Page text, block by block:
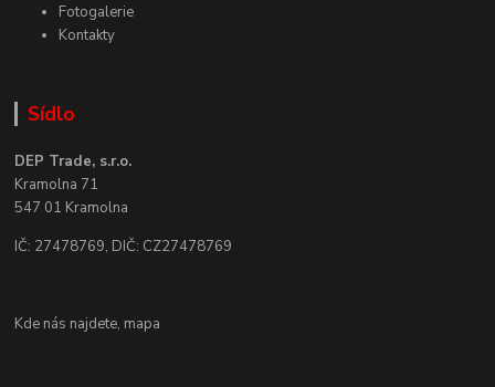
Fotogalerie
Kontakty
Sídlo
DEP Trade, s.r.o.
Kramolna 71
547 01 Kramolna
IČ: 27478769, DIČ: CZ27478769
Kde nás najdete, mapa